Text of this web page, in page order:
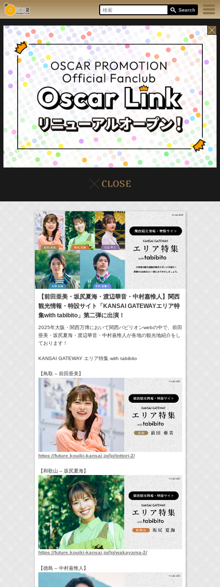
本日の出演情報8/7(Fri) イベント 販売情報
17:10-17:30
( Radio) 河北麻友子のマユコレ！ 河北麻友子
22:00-
(TV) Tシャツが乾くまで 庄司浩平
> More
【前田亜美・坂尻夏海・渡辺華音・中村嘉惟人】関西
観光情報・特設サイト「KANSAI GATEWAYエリア特
集with tabibito」第二弾に出演！
2025年大阪・関西万博において関西パビリオンwebの中で、前田
亜美・坂尻夏海・渡辺華音・中村嘉惟人が各地の観光地紹介をし
ております！
KANSAI GATEWAY エリア特集 with tabibito
【鳥取 – 前田亜美】
https://future.kouiki-kansai.jp/lp/tottori-2/
【和歌山 – 坂尻夏海】
https://future.kouiki-kansai.jp/lp/wakayama-2/
【徳島 – 中村嘉惟人】